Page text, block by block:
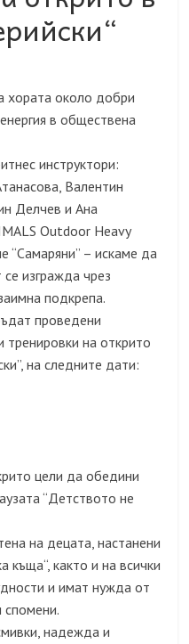
хората около добри
в обществена
инструктори:
Валентин
Делчев и Ана
Outdoor Heavy
“Самаряни” – искаме да
изгражда чрез
подкрепа.
проведени
тренировки на открито
на следните дати:
цели да обедини
“Детството не
на децата, настанени
къща“, както и на всички
и имат нужда от
спомени.
надежда и